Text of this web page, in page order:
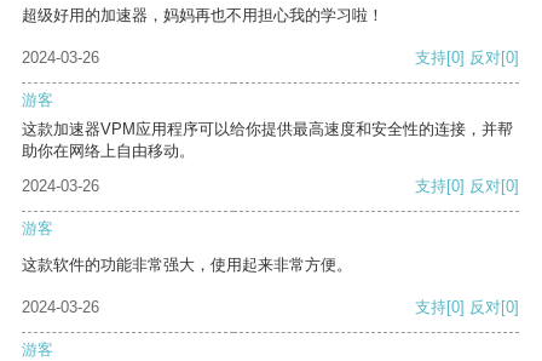
超级好用的加速器，妈妈再也不用担心我的学习啦！
2024-03-26 支持[0] 反对[0]
游客
这款加速器VPM应用程序可以给你提供最高速度和安全性的连接，并帮
助你在网络上自由移动。
2024-03-26
支持[0] 反对[0]
游客
这款软件的功能非常强大，使用起来非常方便。
2024-03-26 支持[0] 反对[0]
游客